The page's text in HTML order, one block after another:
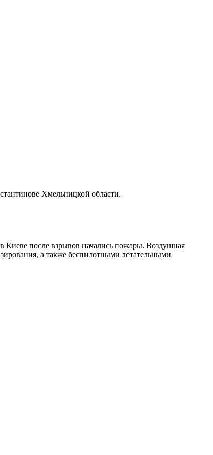
Хмельницкой области.
Киеве после взрывов начались пожары. Воздушная
а также беспилотными летательными